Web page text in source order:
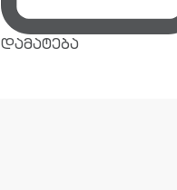
დამატება